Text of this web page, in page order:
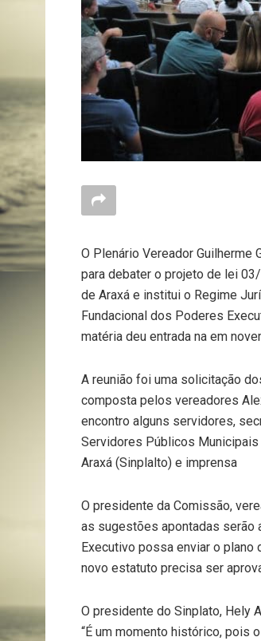
O Plenário Vereador Guilherme
para debater o projeto de lei
de Araxá e institui o Regime
Fundacional dos Poderes
matéria deu entrada na em
A reunião foi uma solicitação
composta pelos vereadores
encontro alguns servidores,
Servidores Públicos
Araxá (Sinplalto) e imprensa
O presidente da Comissão,
as sugestões apontadas serão
Executivo possa enviar o
novo estatuto precisa ser
O presidente do Sinplato, Hely
“É um momento histórico, pois